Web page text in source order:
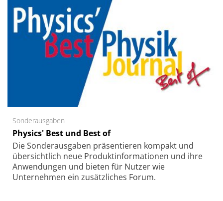
Sonderausgaben
Physics' Best und Best of
Die Sonder­ausgaben präsentieren kompakt und
übersichtlich neue Produkt­informationen und ihre
Anwendungen und bieten für Nutzer wie
Unternehmen ein zusätzliches Forum.